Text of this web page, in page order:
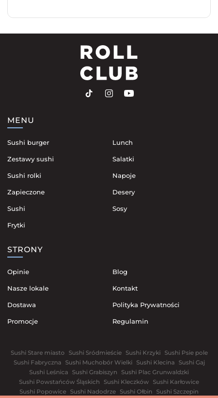
MENU
Sushi burger
Zestawy sushi
Sushi rolki
Zapieczone
Sushi
Frytki
Lunch
Salatki
Napoje
Desery
Sosy
STRONY
Opinie
Nasze lokale
Dostawa
Promocje
Blog
Kontakt
Polityka Prywatności
Regulamin
Sushi Stare miasto Sushi Sródmieście Sushi Krzyki
Sushi Psie pole
Sushi Fabryczna
Sushi Muchobór Wielki Sushi Klecina
Sushi Gaj
Sushi Leśnica
Sushi Grabiszyn
Sushi Plac Grunwaldzki
Sushi Powstańców Śląskich
Sushi Kleczków Sushi Karłowice
Sushi Popowice Sushi Nadodrze Sushi Ołbin
Sushi Szczepin